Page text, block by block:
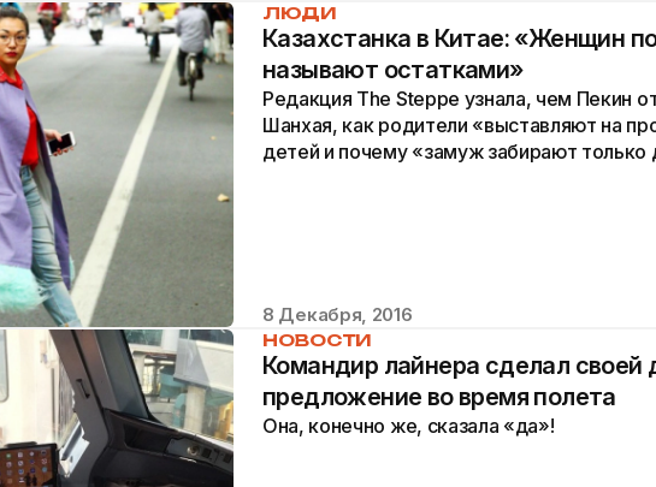
ЛЮДИ
Казахстанка в Китае: «Женщин
называют остатками»
Редакция The Steppe узнала, чем Пекин
Шанхая, как родители «выставляют на
детей и почему «замуж забирают только
8 Декабря, 2016
НОВОСТИ
Командир лайнера сделал своей
предложение во время полета
Она, конечно же, сказала «да»!